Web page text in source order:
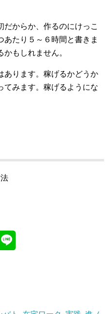
からか、作るのにけっこ
あたり５～６時間と書きま
もしれません。
あります。稼げるかどうか
てみます。稼げるようにな